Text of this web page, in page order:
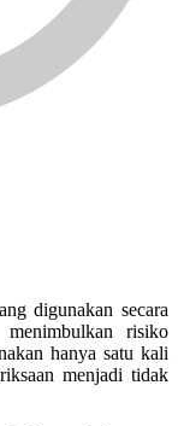
digunakan secara
risiko
hanya satu kali
menjadi tidak